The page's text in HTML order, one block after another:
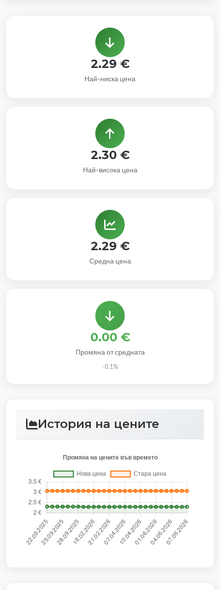
2.29 €
Най-ниска цена
2.30 €
Най-висока цена
2.29 €
Средна цена
0.00 €
Промяна от средната
-0.1%
История на цените